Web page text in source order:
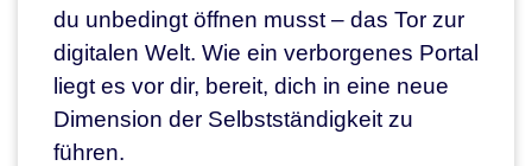
du unbedingt öffnen musst – das Tor zur
digitalen Welt. Wie ein verborgenes Portal
liegt es vor dir, bereit, dich in eine neue
Dimension der Selbstständigkeit zu
führen.